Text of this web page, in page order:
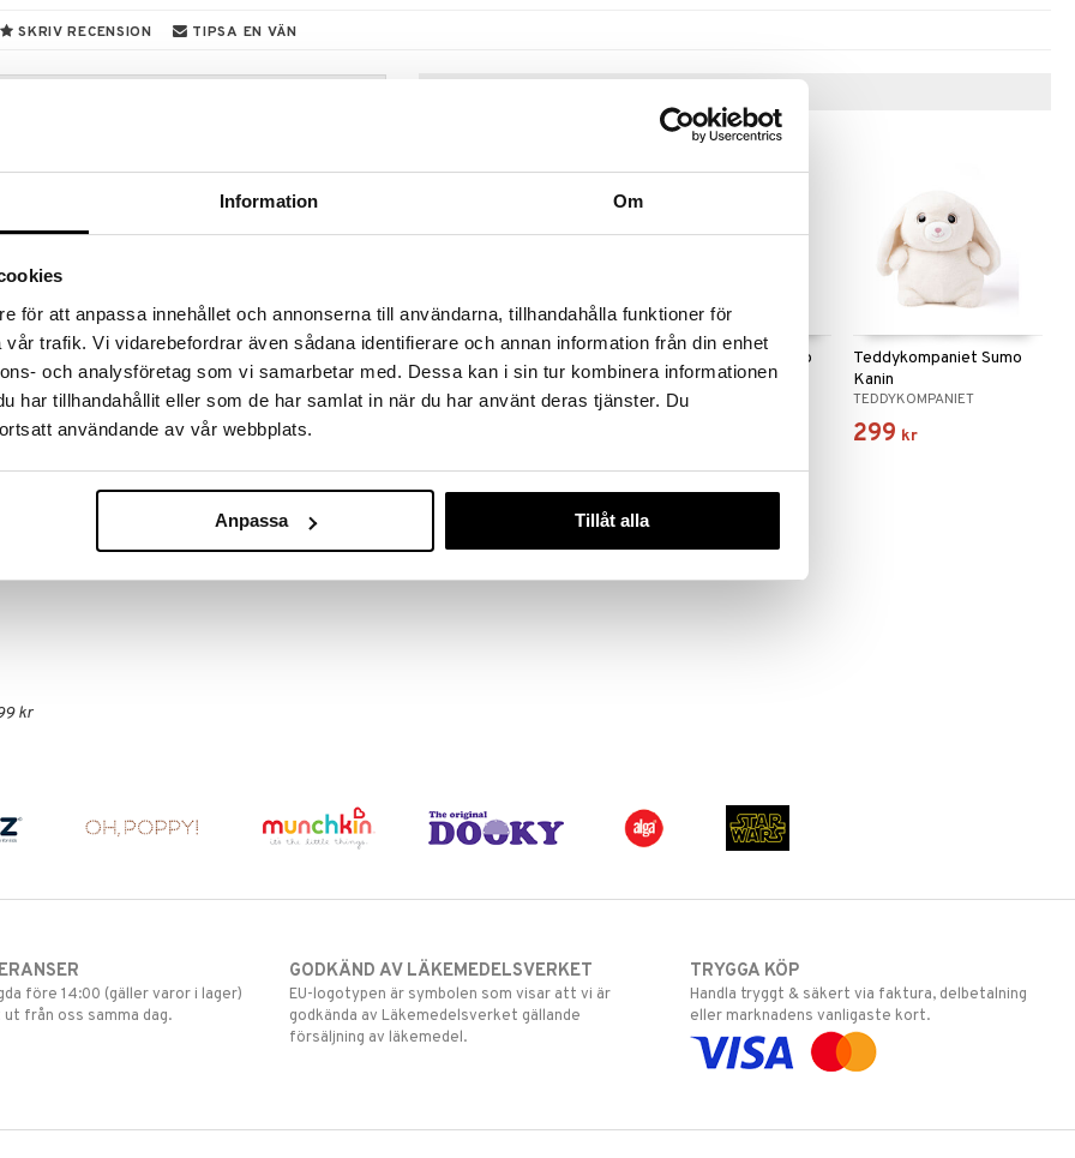
Information Om
för att anpassa innehållet och annonserna till användarna, tillhandahålla funktioner för
trafik. Vi vidarebefordrar även sådana identifierare och annan information från din enhet
och analysföretag som vi samarbetar med. Dessa kan i sin tur kombinera informationen
har tillhandahållit eller som de har samlat in när du har använt deras tjänster. Du
användande av vår webbplats.
Anpassa Tillåt alla
SKRIV RECENSION TIPSA EN VÄN
fram till 31/8-2026, men var snabb - dina
kan fort ta slut!
»
är båda! Denna Sumo nalle har en mjuk och
för en riktigt skön känsla. Perfekt att krama eller
kr
Dino
TEDDYKOMPANIET
Teddykompaniet Sumo
Enhörning
TEDDYKOMPANIET
Teddykompaniet Sumo
Kanin
TEDDYKOMPANIET
299 kr
före 14:00 (gäller varor i lager)
från oss samma dag.
GODKÄND AV LÄKEMEDELSVERKET
EU-logotypen är symbolen som visar att vi är
godkända av Läkemedelsverket gällande
försäljning av läkemedel.
TRYGGA KÖP
Handla tryggt & säkert via faktura, delbetalning
eller marknadens vanligaste kort.